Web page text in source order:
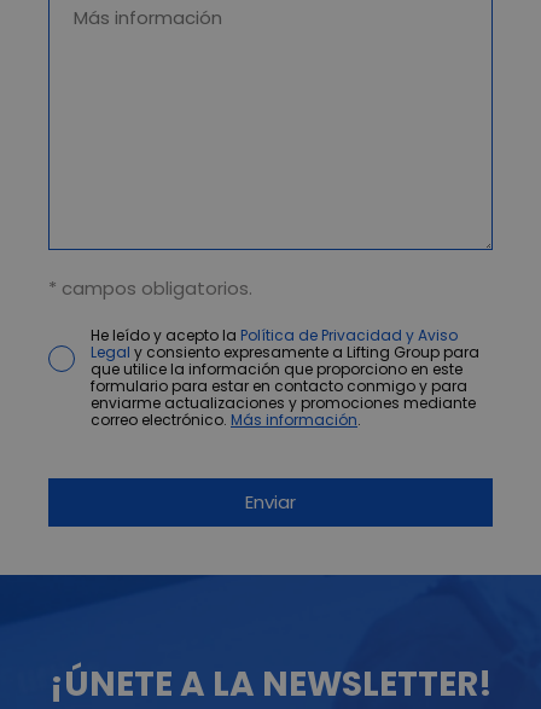
* campos obligatorios.
He leído y acepto la Política de Privacidad y Aviso
Legal y consiento expresamente a Lifting Group para
que utilice la información que proporciono en este
formulario para estar en contacto conmigo y para
enviarme actualizaciones y promociones mediante
correo electrónico. Más información.
¡ÚNETE A LA NEWSLETTER!